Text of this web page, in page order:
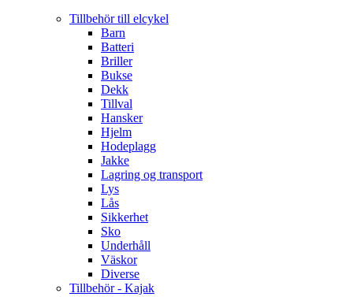
Tillbehör till elcykel
Barn
Batteri
Briller
Bukse
Dekk
Tillval
Hansker
Hjelm
Hodeplagg
Jakke
Lagring og transport
Lys
Lås
Sikkerhet
Sko
Underhåll
Väskor
Diverse
Tillbehör - Kajak